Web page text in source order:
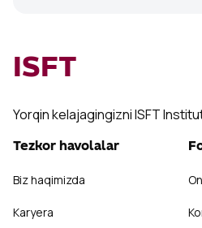
ISFT
Yorqin kelajagingizni ISFT
Tezkor havolalar
Biz haqimizda
Karyera